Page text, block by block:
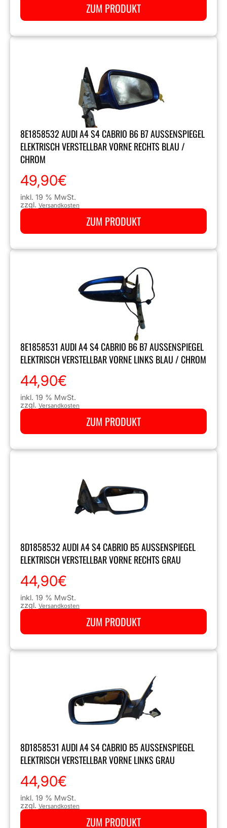
ZUM PRODUKT
8E1858532 AUDI A4 S4 CABRIO B6 B7 AUSSENSPIEGEL E
LEKTRISCH VERSTELLBAR VORNE RECHTS BLAU / C
HROM
49,90€
inkl. 19 % MwSt.
zzgl. Versandkosten
ZUM PRODUKT
8E1858531 AUDI A4 S4 CABRIO B6 B7 AUSSENSPIEGEL E
LEKTRISCH VERSTELLBAR VORNE LINKS BLAU / CHROM
44,90€
inkl. 19 % MwSt.
zzgl. Versandkosten
ZUM PRODUKT
8D1858532 AUDI A4 S4 CABRIO B5 AUSSENSPIEGEL E
LEKTRISCH VERSTELLBAR VORNE RECHTS GRAU
44,90€
inkl. 19 % MwSt.
zzgl. Versandkosten
ZUM PRODUKT
8D1858531 AUDI A4 S4 CABRIO B5 AUSSENSPIEGEL E
LEKTRISCH VERSTELLBAR VORNE LINKS GRAU
44,90€
inkl. 19 % MwSt.
zzgl. Versandkosten
ZUM PRODUKT